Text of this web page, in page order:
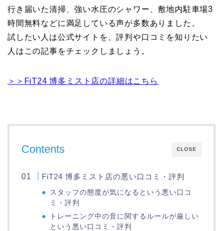
行き届いた清掃、強い水圧のシャワー、敷地内駐車場3
時間無料などに満足している声が多数ありました。
試したい人は公式サイトを、評判や口コミを知りたい
人はこの記事をチェックしましょう。
＞＞FiT24 博多ミスト店の詳細はこちら
CLOSE
Contents
FiT24 博多ミスト店の悪い口コミ・評判
スタッフの態度が気になるという悪い口コ
ミ・評判
トレーニング中の音に関するルールが厳しい
という悪い口コミ・評判